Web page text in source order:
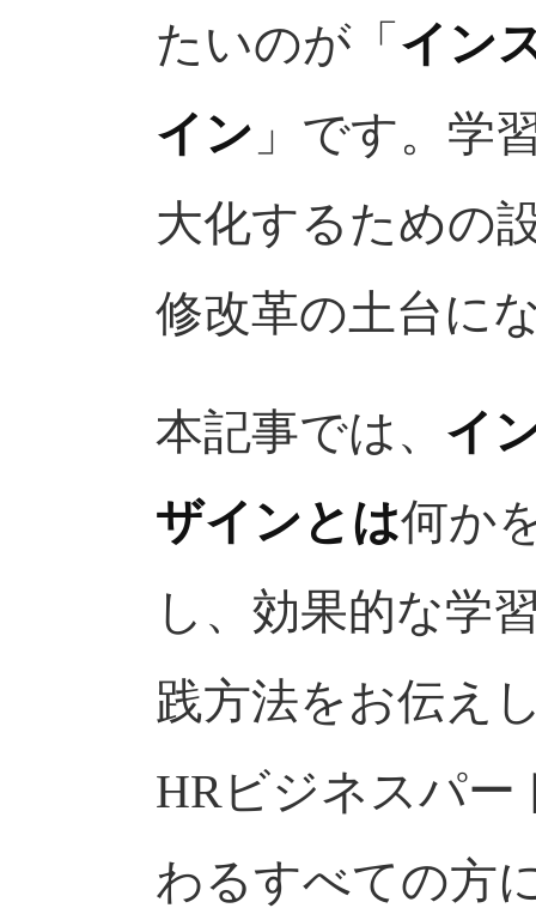
たいのが「 イン
イン 」です。学
大化するための
修改革の土台に
本記事では、 イ
ザインとは何か
し、効果的な学
践方法をお伝え
HRビジネスパー
わるすべての方